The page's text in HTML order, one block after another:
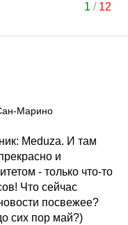
1 / 12
Марино
Meduza. И там
и
- только что-то
Что сейчас
посвежее?
сих пор май?)